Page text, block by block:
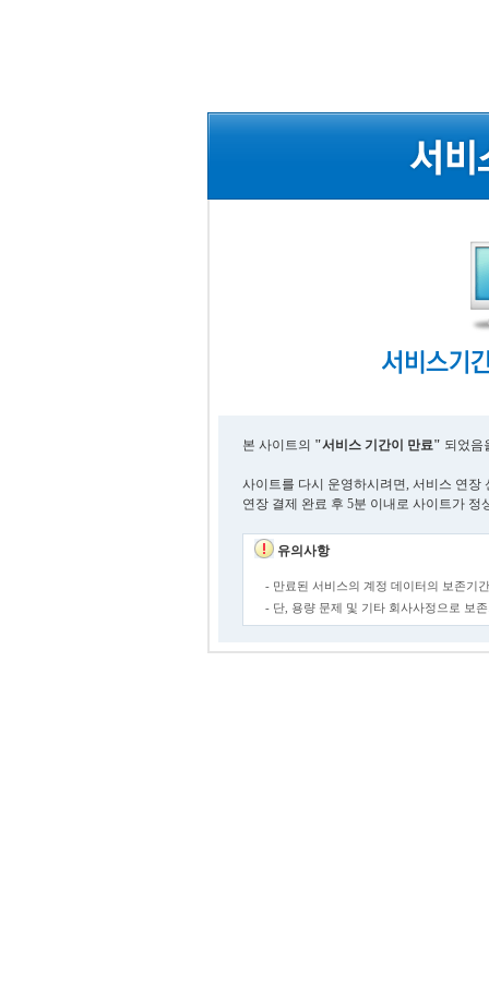
본 사이트의 "서비스 기간이 만료" 되었음
사이트를 다시 운영하시려면, 서비스 연장
연장 결제 완료 후 5분 이내로 사이트가 정
유의사항
- 만료된 서비스의 계정 데이터의 보존기
- 단, 용량 문제 및 기타 회사사정으로 보